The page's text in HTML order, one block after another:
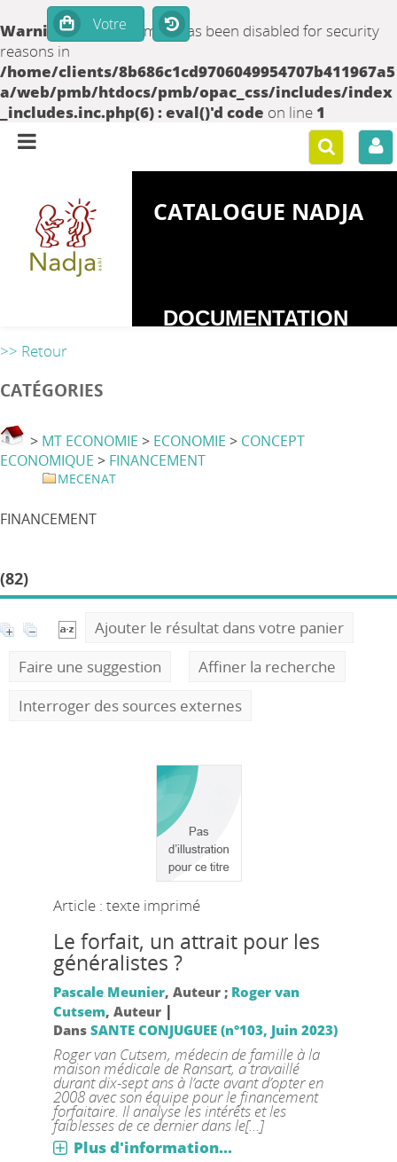
Warning: set_time_limit() has been disabled for security
reasons in
/home/clients/8b686c1cd9706049954707b411967a5
a/web/pmb/htdocs/pmb/opac_css/includes/index
_includes.inc.php(6) : eval()'d code on line 1
CATALOGUE NADJA
DOCUMENTATION
>> Retour
CATÉGORIES
> MT ECONOMIE > ECONOMIE > CONCEPT
ECONOMIQUE > FINANCEMENT
MECENAT
FINANCEMENT
(82)
Ajouter le résultat dans votre panier
Faire une suggestion
Affiner la recherche
Interroger des sources externes
Article : texte imprimé
Le forfait, un attrait pour les
généralistes ?
Pascale Meunier, Auteur ; Roger van
Cutsem, Auteur |
Dans SANTE CONJUGUEE (n°103, Juin 2023)
Roger van Cutsem, médecin de famille à la
maison médicale de Ransart, a travaillé
durant dix-sept ans à l’acte avant d’opter en
2008 avec son équipe pour le financement
forfaitaire. Il analyse les intérêts et les
faiblesses de ce dernier dans le[...]
Plus d'information...